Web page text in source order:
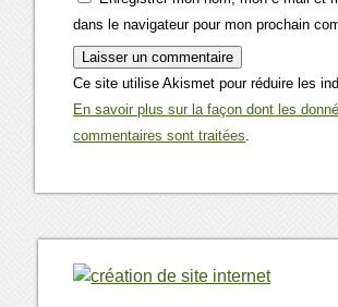
dans le navigateur pour mon prochain
Ce site utilise Akismet pour réduire les
En savoir plus sur la façon dont les
commentaires sont traitées.